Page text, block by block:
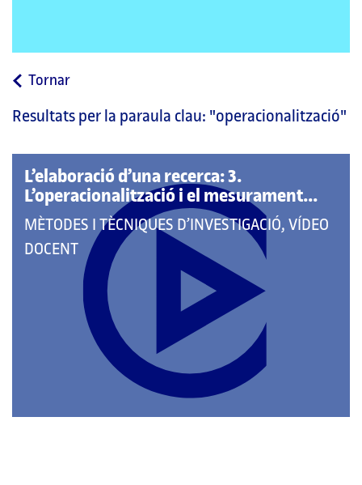
Tornara
pàgina
Resultats per la paraula clau: "operacionalització"
L’elaboració d’una recerca: 3.
L’operacionalització i el mesurament...
QUE
PERTANY
CATEGORIES:
MÈTODES I TÈCNIQUES D’INVESTIGACIÓ, VÍDEO
DOCENT